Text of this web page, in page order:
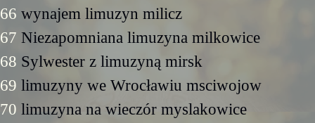
66 wynajem limuzyn milicz
67 Niezapomniana limuzyna milkowice
68 Sylwester z limuzyną mirsk
69 limuzyny we Wrocławiu msciwojow
70 limuzyna na wieczór myslakowice